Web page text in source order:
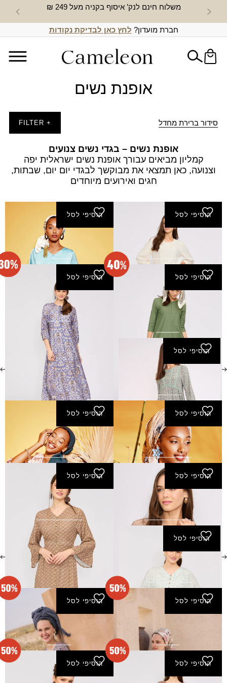
משלוח חינם לנק’ איסוף בקניה מעל 249 ₪ חדש
חברת מועדון? לחץ כאן לבדיקת נקודות
אופנת נשים
סידור ברירת מחדל + FILTER
אופנת נשים – בגדי נשים צנועים
קמליון מביאים עבורך אופנת נשים ישראלית יפה
וצנועה, כאן תמצאי את מבוקשך לבגדי יום יום, שבתות,
חגים ואירועים מיוחדים
הוסיפי לסל
חצאית מיקה
₪120.00
הוסיפי לסל
שמלת אלוני
₪275.00
הוסיפי לסל
שמלת בגד ים מעיין -
240.00 144.00
הוסיפי לסל
שמלת דורון - סגול
260.00₪182.00
הוסיפי לסל
שמלת כנרת - ירוק
₪290.00
הוסיפי לסל
שמלת סביון - מוקה
₪320.00
הוסיפי לסל
שמלת קיץ - ורוד
₪290.00
הוסיפי לסל
שמלת קיץ - מוקה
₪290.00
הוסיפי לסל
שמלת שומרון - חום
₪275.00
הוסיפי לסל
שמלת שומרון - מנטה
₪ 275.00
הוסיפי לסל
שמלת איילת - שמנת
280.00₪
הוסיפי לסל
שמלת אדרת - כחול
₪280.00₪140.00
הוסיפי לסל הוסיפי לסל